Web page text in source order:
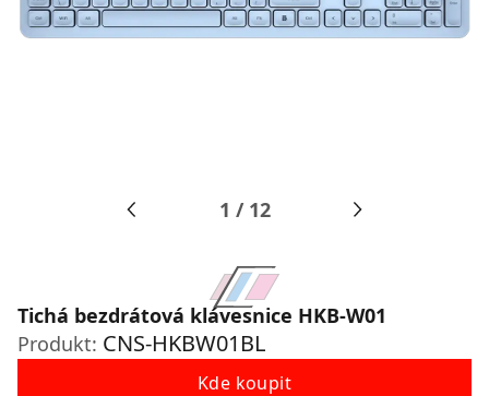
1 / 12
Tichá bezdrátová klávesnice HKB-W01
Produkt: CNS-HKBW01BL
Kde koupit